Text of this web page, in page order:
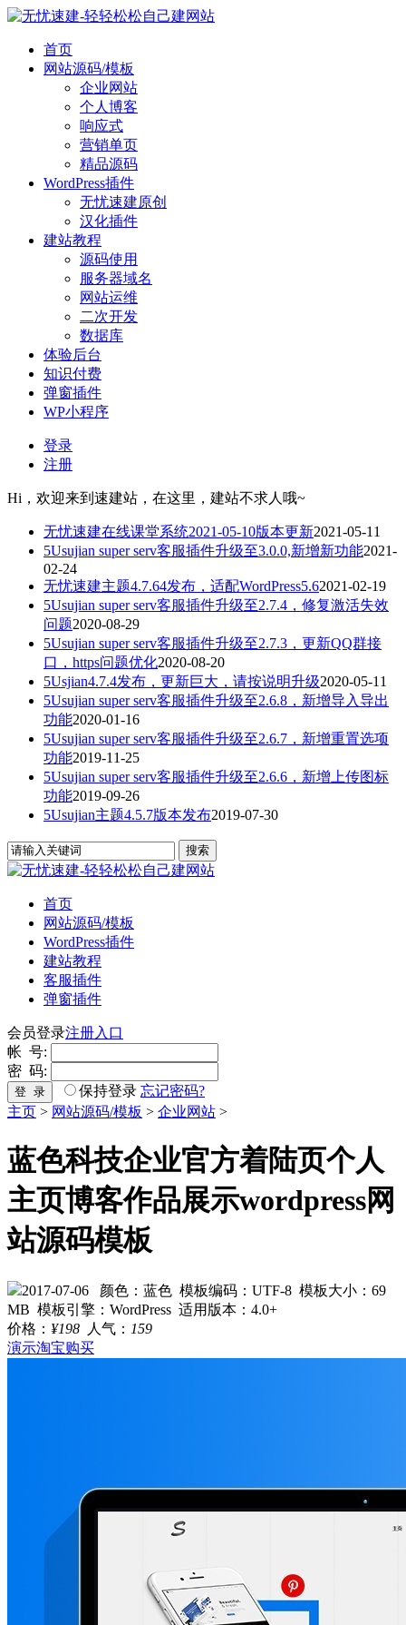
首页
网站源码/模板
企业网站
个人博客
响应式
营销单页
精品源码
WordPress插件
无忧速建原创
汉化插件
建站教程
源码使用
服务器域名
网站运维
二次开发
数据库
体验后台
知识付费
弹窗插件
WP小程序
登录
注册
Hi，欢迎来到速建站，在这里，建站不求人哦~
无忧速建在线课堂系统2021-05-10版本更新2021-05-11
5Usujian super serv客服插件升级至3.0.0,新增新功能2021-
02-24
无忧速建主题4.7.64发布，适配WordPress5.62021-02-19
5Usujian super serv客服插件升级至2.7.4，修复激活失效
问题2020-08-29
5Usujian super serv客服插件升级至2.7.3，更新QQ群接
口，https问题优化2020-08-20
5Usjian4.7.4发布，更新巨大，请按说明升级2020-05-11
5Usujian super serv客服插件升级至2.6.8，新增导入导出
功能2020-01-16
5Usujian super serv客服插件升级至2.6.7，新增重置选项
功能2019-11-25
5Usujian super serv客服插件升级至2.6.6，新增上传图标
功能2019-09-26
5Usujian主题4.5.7版本发布2019-07-30
首页
网站源码/模板
WordPress插件
建站教程
客服插件
弹窗插件
会员登录注册入口
帐 号:
密 码:
登 录 保持登录 忘记密码?
主页 > 网站源码/模板 > 企业网站 >
蓝色科技企业官方着陆页个人
主页博客作品展示wordpress网
站源码模板
2017-07-06 颜色：蓝色 模板编码：UTF-8 模板大小：69
MB 模板引擎：WordPress 适用版本：4.0+
价格： ¥198 人气： 159
演示淘宝购买